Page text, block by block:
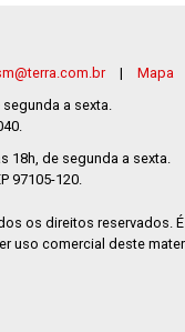
| Mapa
a sexta.
18h, de segunda a sexta.
97105-120.
os direitos reservados.
uso comercial deste